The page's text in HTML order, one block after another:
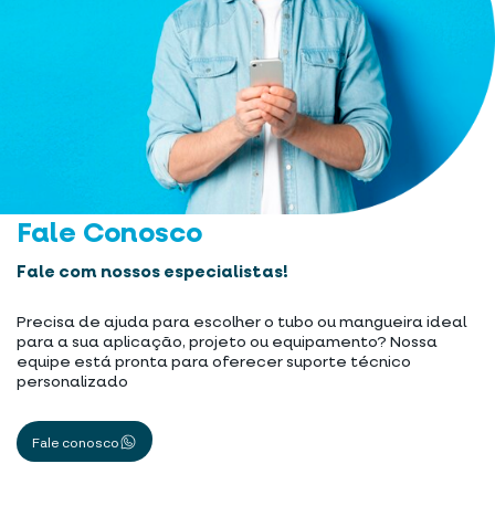
Fale Conosco
Fale com nossos especialistas!
Precisa de ajuda para escolher o tubo ou mangueira ideal
para a sua aplicação, projeto ou equipamento? Nossa
equipe está pronta para oferecer suporte técnico
personalizado
Fale conosco